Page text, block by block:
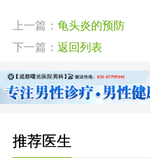
上一篇： 龟头炎的预防
下一篇： 返回列表
推荐医生